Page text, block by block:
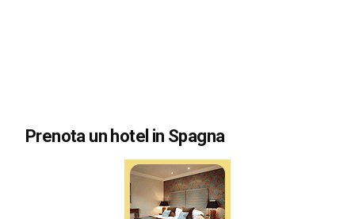
Prenota un hotel in Spagna